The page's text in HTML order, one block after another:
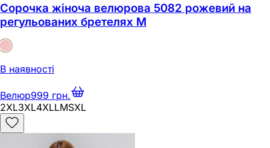
Сорочка жіноча велюрова 5082 рожевий на
регульованих бретелях M
В наявності
Велюр999 грн.
2XL3XL4XLLMSXL